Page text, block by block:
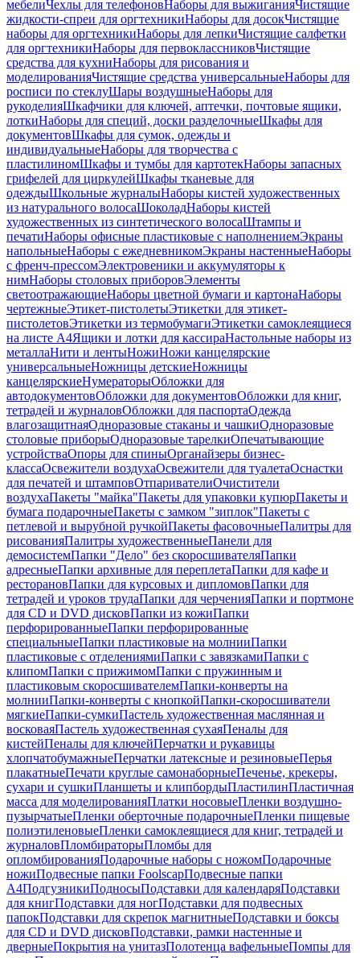
мебелиЧехлы для телефоновНаборы для выжиганияЧистящие
жидкости-спреи для оргтехникиНаборы для досокЧистящие
наборы для оргтехникиНаборы для лепкиЧистящие салфетки
для оргтехникиНаборы для первоклассниковЧистящие
средства для кухниНаборы для рисования и
моделированияЧистящие средства универсальныеНаборы для
росписи по стеклуШары воздушныеНаборы для
рукоделияШкафчики для ключей, аптечки, почтовые ящики,
лоткиНаборы для специй, доски разделочныеШкафы для
документовШкафы для сумок, одежды и
индивидуальныеНаборы для творчества с
пластилиномШкафы и тумбы для картотекНаборы запасных
грифелей для циркулейШкафы тканевые для
одеждыШкольные журналыНаборы кистей художественных
из натурального волосаШоколадНаборы кистей
художественных из синтетического волосаШтампы и
печатиНаборы офисные пластиковые с наполнениемЭкраны
напольныеНаборы с ежедневникомЭкраны настенныеНаборы
с френч-прессомЭлектровеники и аккумуляторы к
нимНаборы столовых приборовЭлементы
светоотражающиеНаборы цветной бумаги и картонаНаборы
чертежныеЭтикет-пистолетыЭтикетки для этикет-
пистолетовЭтикетки из термобумагиЭтикетки самоклеящиеся
на листе А4Ящики и лотки для кассираНастольные наборы из
металлаНити и лентыНожиНожи канцелярские
универсальныеНожницы детскиеНожницы
канцелярскиеНумераторыОбложки для
автодокументовОбложки для документовОбложки для книг,
тетрадей и журналовОбложки для паспортаОдежда
влагозащитнаяОдноразовые стаканы и чашкиОдноразовые
столовые приборыОдноразовые тарелкиОпечатывающие
устройстваОпоры для спиныОрганайзеры бизнес-
классаОсвежители воздухаОсвежители для туалетаОснастки
для печатей и штамповОтпаривателиОчистители
воздухаПакеты "майка"Пакеты для упаковки купюрПакеты и
бумага подарочныеПакеты с замком "зиплок"Пакеты с
петлевой и вырубной ручкойПакеты фасовочныеПалитры для
рисованияПалитры художественныеПанели для
демосистемПапки "Дело" без скоросшивателяПапки
адресныеПапки архивные для переплетаПапки для кафе и
ресторановПапки для курсовых и дипломовПапки для
тетрадей и уроков трудаПапки для черченияПапки и портмоне
для CD и DVD дисковПапки из кожиПапки
перфорированныеПапки перфорированные
специальныеПапки пластиковые на молнииПапки
пластиковые с отделениямиПапки с завязкамиПапки с
клипомПапки с прижимомПапки с пружинным и
пластиковым скоросшивателемПапки-конверты на
молнииПапки-конверты с кнопкойПапки-скоросшиватели
мягкиеПапки-сумкиПастель художественная маслянная и
восковаяПастель художественная сухаяПеналы для
кистейПеналы для ключейПерчатки и рукавицы
хлопчатобумажныеПерчатки латексные и резиновыеПерья
плакатныеПечати круглые самонаборныеПеченье, крекеры,
сухари и сушкиПланшеты и клипбордыПластилинПластичная
масса для моделированияПлатки носовыеПленки воздушно-
пузырчатыеПленки оберточные подарочныеПленки пищевые
полиэтиленовыеПленки самоклеящиеся для книг, тетрадей и
журналовПломбираторыПломбы для
опломбированияПодарочные наборы с ножомПодарочные
ножиПодвесные папки FoolscapПодвесные папки
А4ПодгузникиПодносыПодставки для календаряПодставки
для книгПодставки для ногПодставки для подвесных
папокПодставки для скрепок магнитныеПодставки и боксы
для CD и DVD дисковПодставки, рамки настенные и
дверныеПокрытия на унитазПолотенца вафельныеПомпы для